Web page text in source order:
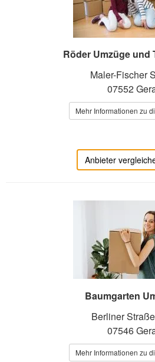
Röder Umzüge und
Maler-Fischer
07552
Mehr Informationen zu
Anbieter
Baumgarten
Berliner
07546
Mehr Informationen zu